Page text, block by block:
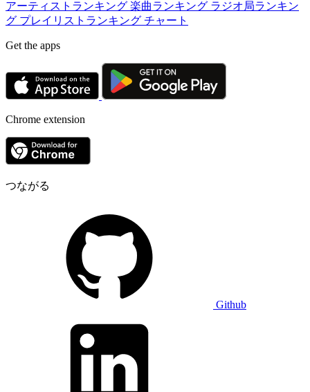
アーティストランキング 楽曲ランキング ラジオ局ランキン
グ プレイリストランキング チャート
Get the apps
Chrome extension
つながる
Github